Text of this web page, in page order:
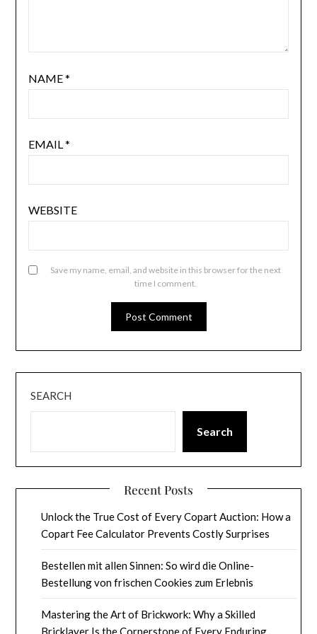
NAME*
EMAIL*
WEBSITE
Save my name, email, and website in this browser for the next
time I comment.
SEARCH
Search
Recent Posts
Unlock the True Cost of Every Copart Auction: How a
Copart Fee Calculator Prevents Costly Surprises
Bestellen mit allen Sinnen: So wird die Online-
Bestellung von frischen Cookies zum Erlebnis
Mastering the Art of Brickwork: Why a Skilled
Bricklayer Is the Cornerstone of Every Enduring